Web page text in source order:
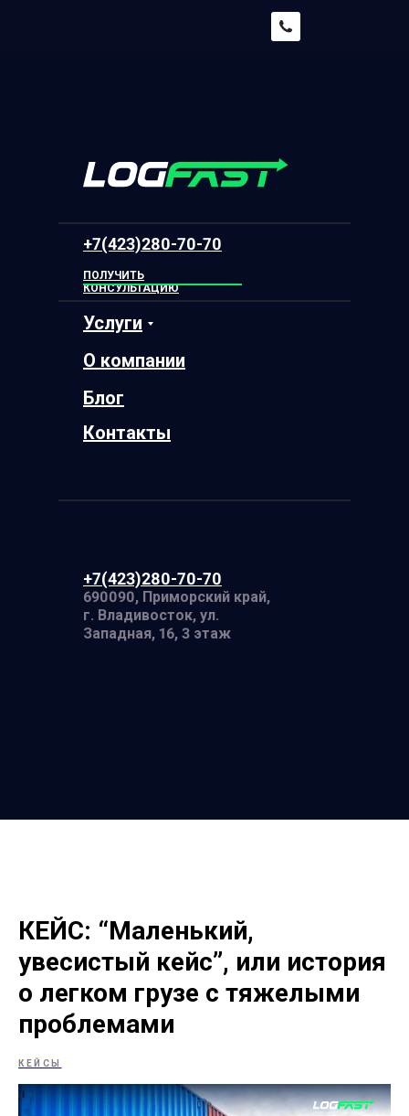
+7(423)280-70-70
ПОЛУЧИТЬ
КОНСУЛЬТАЦИЮ
Услуги
О компании
Контакты
Блог
690090, Приморский край,
г. Владивосток, ул.
Западная, 16, 3 этаж
+7(423)280-70-70
КЕЙС: “Маленький,
увесистый кейс”, или история
о легком грузе с тяжелыми
проблемами
КЕЙСЫ